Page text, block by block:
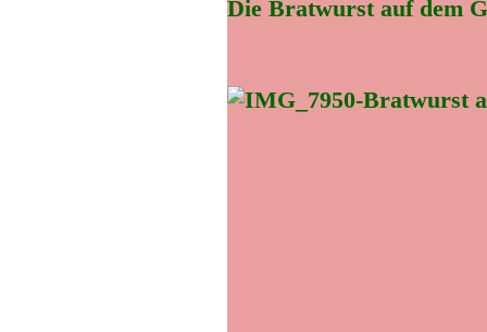
Die Bratwurst auf dem